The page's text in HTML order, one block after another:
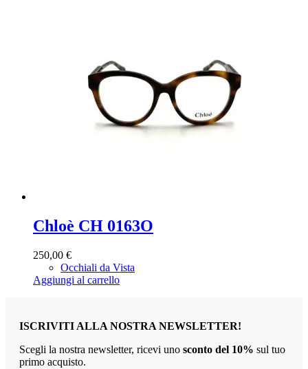
Chloè CH 0163O
250,00 €
Occhiali da Vista
Aggiungi al carrello
ISCRIVITI ALLA NOSTRA NEWSLETTER!
Scegli la nostra newsletter, ricevi uno sconto del 10% sul tuo
primo acquisto.